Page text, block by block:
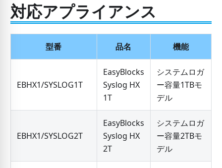
対応アプライアンス
型番 品名 機能
EBHX1/SYSLOG1T
EasyBlocks
Syslog HX
1T
システムロガ
ー容量1TBモ
デル
EBHX1/SYSLOG2T
EasyBlocks
Syslog HX
2T
システムロガ
ー容量2TBモ
デル